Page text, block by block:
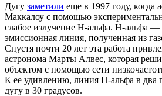
Дугу заметили еще в 1997 году, когда
Маккалоу с помощью
слабое излучение H-альфа. H-альфа —
эмиссионная линия, полученная из
Спустя почти 20 лет эта работа
астронома Марты Алвес, которая
объектом с помощью сети
К ее удивлению, линия H-альфа в два
дугу в 30 градусов.